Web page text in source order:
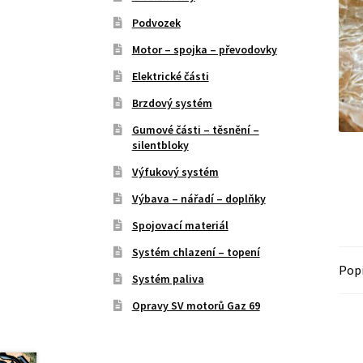
Podvozek
Motor – spojka – převodovky
Elektrické části
Brzdový systém
Gumové části – těsnění –
silentbloky
Výfukový systém
Výbava – nářadí – doplňky
Spojovací materiál
Systém chlazení – topení
Systém paliva
Opravy SV motorů Gaz 69